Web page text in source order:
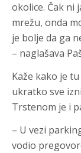
okolice. Čak ni
mrežu, onda
je bolje da ga
– naglašava
Kaže kako je
ukratko sve
Trstenom je i
– U vezi
vodio